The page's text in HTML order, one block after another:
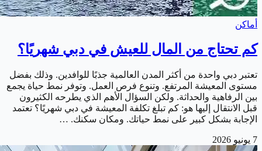
أماكن
كم تحتاج من المال للعيش في دبي شهريًا؟
تعتبر دبي واحدة من أكثر المدن العالمية جذبًا للوافدين. وذلك بفضل
مستوى المعيشة المرتفع. وتنوع فرص العمل. وتوفر نمط حياة يجمع
بين الرفاهية والحداثة. ولكن السؤال الأهم الذي يطرحه الكثيرون
قبل الانتقال إليها هو: كم تبلغ تكلفة المعيشة في دبي شهريًا؟ تعتمد
الإجابة بشكل كبير على نمط حياتك. ومكان سكنك. …
7 يونيو 2026